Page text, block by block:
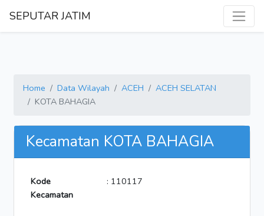
SEPUTAR JATIM
Home Data Wilayah ACEH
ACEH SELATAN
KOTA BAHAGIA
Kecamatan KOTA BAHAGIA
Kode
Kecamatan
: 110117